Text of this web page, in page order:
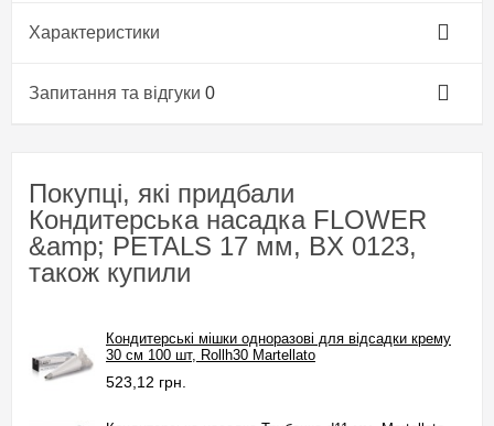
Характеристики
Запитання та відгуки 0
Покупці, які придбали
Кондитерська насадка FLOWER
&amp; PETALS 17 мм, BX 0123,
також купили
Кондитерські мішки одноразові для відсадки крему
30 см 100 шт, Rollh30 Martellato
523,12 грн.